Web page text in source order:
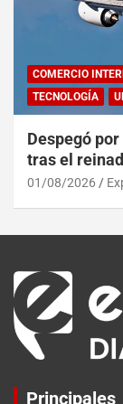
COMERCIO
TECNOLOGÍA
Despegó
tras el
01/08/2026
Principales